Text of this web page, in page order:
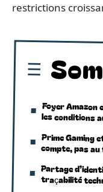
restrictions
Foyer Amazon
les conditions
Prime Gaming
compte, pas
Partage
traçabilité